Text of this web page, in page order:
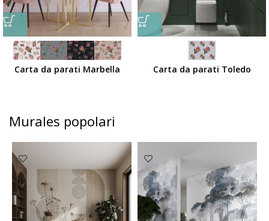
Carta da parati Marbella Carta da parati Toledo
Murales popolari